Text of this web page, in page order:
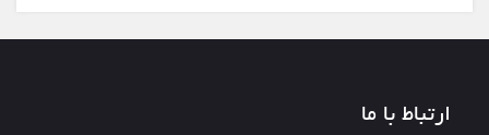
ارتباط با ما